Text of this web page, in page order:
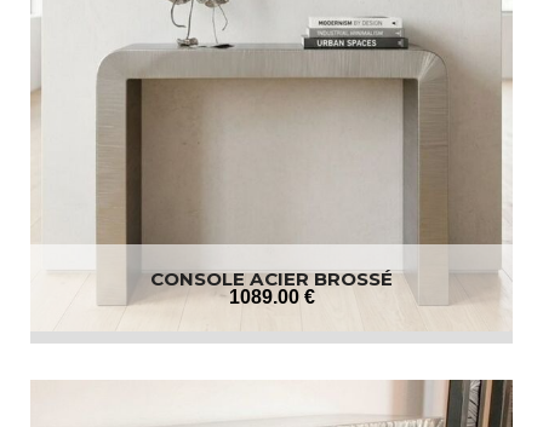
CONSOLE ACIER BROSSÉ
1089.00 €